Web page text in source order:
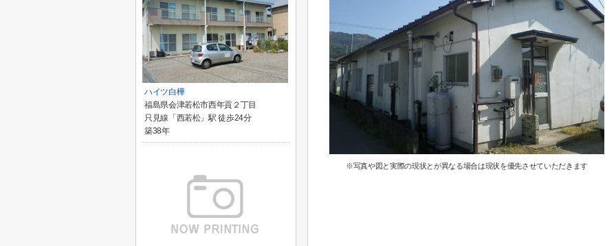
※写真や図と実際の現状とが異なる場合は現状を優先させていただきます
ハイツ白樺
福島県会津若松市西年貢２丁目
只見線「西若松」駅 徒歩24分
築38年